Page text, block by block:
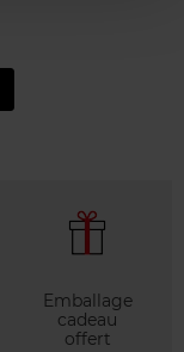
Emballage
cadeau
offert